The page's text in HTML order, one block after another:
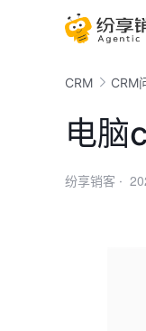
CRM CRM
电脑
纷享销客 ·